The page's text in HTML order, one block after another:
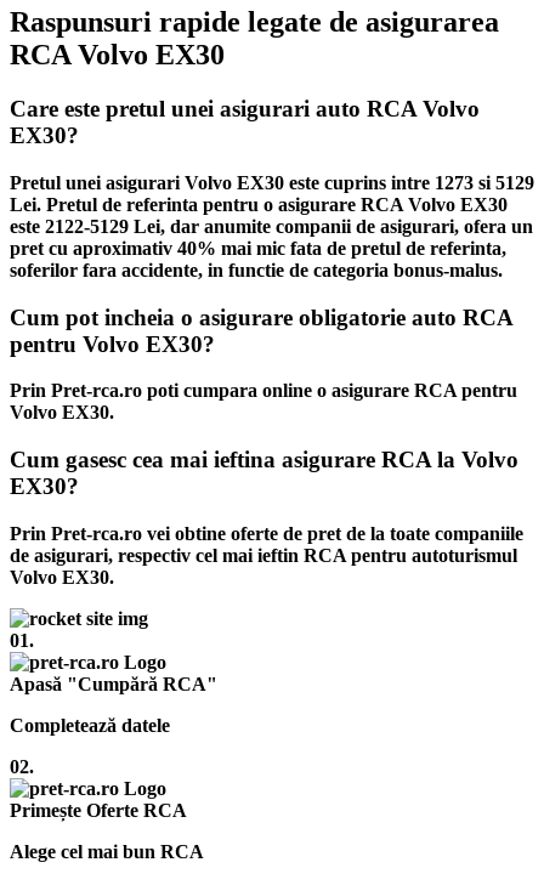
Raspunsuri rapide legate de asigurarea
RCA Volvo EX30
Care este pretul unei asigurari auto RCA Volvo
EX30?
Pretul unei asigurari Volvo EX30 este cuprins intre 1273 si 5129
Lei. Pretul de referinta pentru o asigurare RCA Volvo EX30
este 2122-5129 Lei, dar anumite companii de asigurari, ofera un
pret cu aproximativ 40% mai mic fata de pretul de referinta,
soferilor fara accidente, in functie de categoria bonus-malus.
Cum pot incheia o asigurare obligatorie auto RCA
pentru Volvo EX30?
Prin Pret-rca.ro poti cumpara online o asigurare RCA pentru
Volvo EX30.
Cum gasesc cea mai ieftina asigurare RCA la Volvo
EX30?
Prin Pret-rca.ro vei obtine oferte de pret de la toate companiile
de asigurari, respectiv cel mai ieftin RCA pentru autoturismul
Volvo EX30.
01.
Apasă "Cumpără RCA"
Completează datele
02.
Primește Oferte RCA
Alege cel mai bun RCA